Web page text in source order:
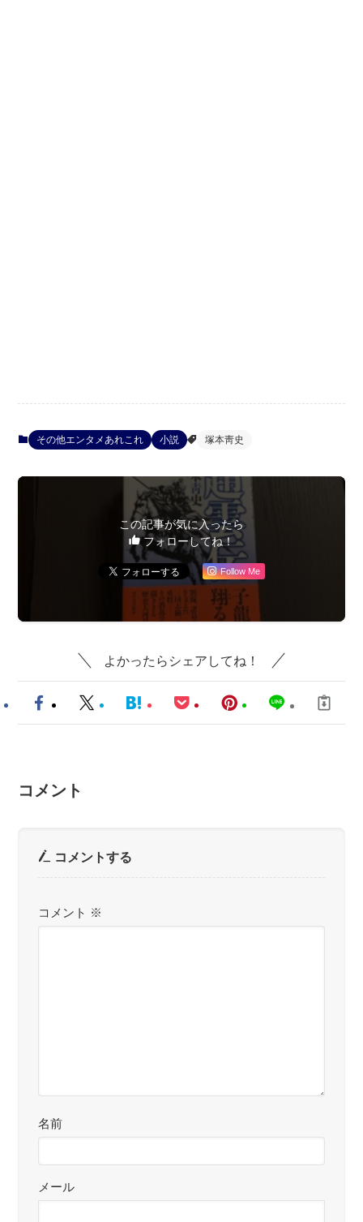
その他エンタメあれこれ 小説 塚本靑史
この記事が気に入ったら
フォローしてね！
Follow Me
よかったらシェアしてね！
コメント
コメントする
コメント ※
名前
メール